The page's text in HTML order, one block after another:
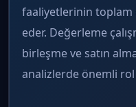
faaliyetlerinin
eder. Değerleme
birleşme ve satın
analizlerde önemli rol